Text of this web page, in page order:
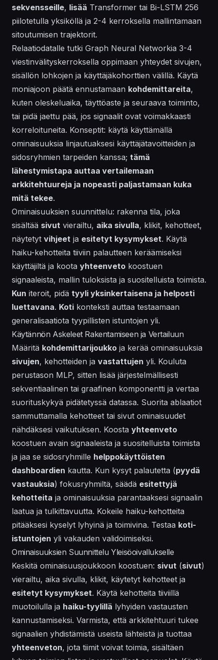
sekvensseille, lisää Transformer tai Bi-LSTM 256
piilotetulla yksiköllä ja 2-4 kerroksella mallintamaan
sitoutumisen trajektorit.
Relaatiodatalle tutki Graph Neural Networkia 3-4
viestinvälityskerroksella oppimaan yhteydet sivujen,
sisällön lohkojen ja käyttäjäkohorttien välillä. Käytä
moniajoon päätä ennustamaan kohdemittareita,
kuten oleskeluaika, täyttöaste ja seuraava toiminto,
tai pidä jaettu pää, jos signaalit ovat voimakkaasti
korreloituneita. Konseptit: käytä käyttämällä
ominaisuuksia linjautuaksesi käyttäjätavoitteiden ja
sidosryhmien tarpeiden kanssa; tämä
lähestymistapa auttaa vertailemaan
arkkitehtuureja ja nopeasti paljastamaan kuka
mitä tekee.
Ominaisuuksien suunnittelu: rakenna tila, joka
sisältää sivut vierailtu, aika sivulla, klikit, kehotteet,
näytetyt vihjeet ja esitetyt kysymykset. Käytä
haiku-kehotteita tiiviin palautteen keräämiseksi
käyttäjiltä ja koota yhteenveto koostuen
signaaleista, mallin tuloksista ja suositelluista toimista.
Kun iteroit, pidä tyyli yksinkertaisena ja helposti
luettavana. Koti konteksti auttaa testaamaan
generalisaatiota tyypillisten istuntojen yli.
Käytännön Askeleet Rakentamiseen ja Vertailuun
Määritä kohdemittarijoukko ja kerää ominaisuuksia
sivujen, kehotteiden ja vastattujen yli. Kouluta
perustason MLP, sitten lisää järjestelmällisesti
sekventiaalinen tai graafinen komponentti ja vertaa
suorituskykyä pidätetyssä datassa. Suorita ablaatiot
sammuttamalla kehotteet tai sivut ominaisuudet
nähdäksesi vaikutuksen. Koosta yhteenveto
koostuen avain signaaleista ja suositelluista toimista
ja jaa se sidosryhmille helppokäyttöisten
dashboardien kautta. Kun kysyt palautetta (pyydä
vastauksia) fokusryhmiltä, säädä esitettyjä
kehotteita ja ominaisuuksia parantaaksesi signaalin
laatua ja tulkittavuutta. Kokeile haiku-kehotteita
pitääksesi kyselyt lyhyinä ja toimivina. Testaa koti-
istuntojen yli vakauden validoimiseksi.
Ominaisuuksien Suunnittelu Yleisöoivallukselle
Keskitä ominaisuusjoukkoon koostuen: sivut (sivut)
vierailtu, aika sivulla, klikit, käytetyt kehotteet ja
esitetyt kysymykset. Käytä kehotteita tiiviillä
muotoilulla ja haiku-tyylillä lyhyiden vastausten
kannustamiseksi. Varmista, että arkkitehtuuri tukee
signaalien yhdistämistä useista lähteistä ja tuottaa
yhteenveton, jota tiimit voivat toimia, sisältäen